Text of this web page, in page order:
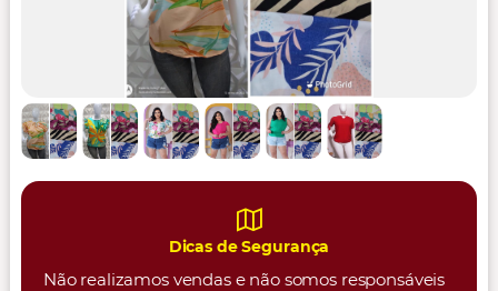
Dicas de Segurança
Não realizamos vendas e não somos responsáveis